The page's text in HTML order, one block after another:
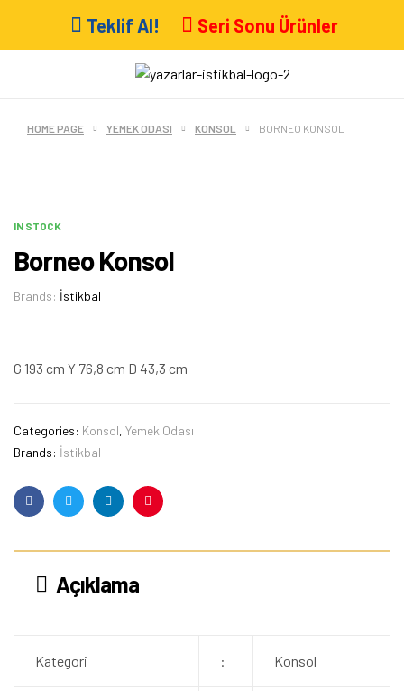
Teklif Al! Seri Sonu Ürünler
HOME PAGE YEMEK ODASI KONSOL BORNEO KONSOL
IN STOCK
Borneo Konsol
Brands: İstikbal
G 193 cm Y 76,8 cm D 43,3 cm
Categories: Konsol, Yemek Odası
Brands: İstikbal
FacebookTwitterLinkedinPinterest
Açıklama
Kategori : Konsol